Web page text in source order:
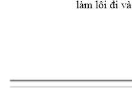
làm lối đi